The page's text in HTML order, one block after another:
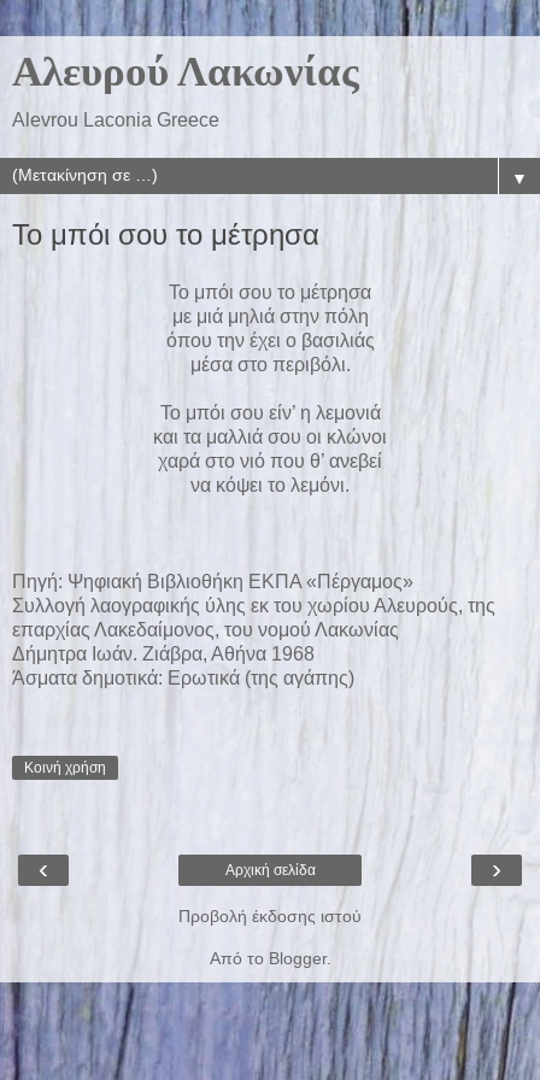
Αλευρού Λακωνίας
Alevrou Laconia Greece
▼
Το μπόι σου το μέτρησα
Το μπόι σου το μέτρησα
με μιά μηλιά στην πόλη
όπου την έχει ο βασιλιάς
μέσα στο περιβόλι.
Το μπόι σου είν’ η λεμονιά
και τα μαλλιά σου οι κλώνοι
χαρά στο νιό που θ’ ανεβεί
να κόψει το λεμόνι.
Πηγή: Ψηφιακή Βιβλιοθήκη ΕΚΠΑ «Πέργαμος»
Συλλογή λαογραφικής ύλης εκ του χωρίου Αλευρούς, της
επαρχίας Λακεδαίμονος, του νομού Λακωνίας
Δήμητρα Ιωάν. Ζιάβρα, Αθήνα 1968
Άσματα δημοτικά: Ερωτικά (της αγάπης)
Κοινή χρήση
‹ ›
Αρχική σελίδα
Προβολή έκδοσης ιστού
Από το Blogger.